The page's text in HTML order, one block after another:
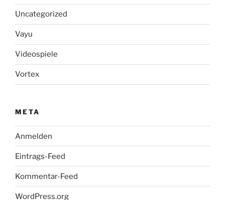
Uncategorized
Vayu
Videospiele
Vortex
META
Anmelden
Eintrags-Feed
Kommentar-Feed
WordPress.org